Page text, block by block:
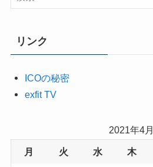
リンク
ICOの秘密
exfit TV
2021年4月
月 火 水 木